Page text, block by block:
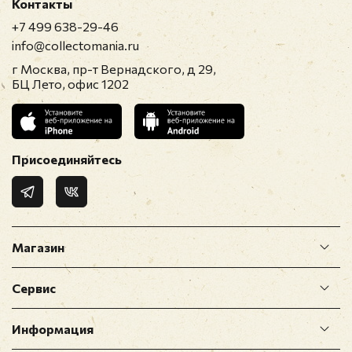
модерацию
Магазин
Сервис
Информация
Контакты
+7 499 638-29-46
info@collectomania.ru
г Москва, пр-т Вернадского, д 29,
БЦ Лето, офис 1202
Присоединяйтесь